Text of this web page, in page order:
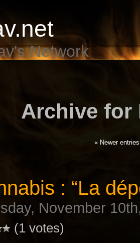
Network
Archive for
« Newer entries
: “La
November
(1 votes)